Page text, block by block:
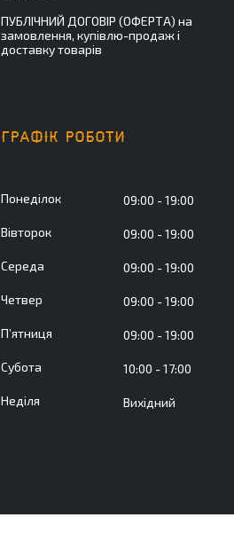
ПУБЛІЧНИЙ ДОГОВІР (ОФЕРТА) на
замовлення, купівлю-продаж і
доставку товарів
ГРАФІК РОБОТИ
Понеділок 09:00 19:00
Вівторок 09:00 19:00
Середа 09:00 19:00
Четвер 09:00 19:00
Пʼятниця 09:00 19:00
Субота 10:00 17:00
Неділя Вихідний